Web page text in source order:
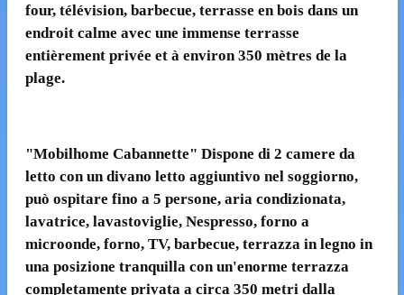
four, télévision, barbecue, terrasse en bois dans un
endroit calme avec une immense terrasse
entièrement privée et à environ 350 mètres de la
plage.
"Mobilhome Cabannette" Dispone di 2 camere da
letto con un divano letto aggiuntivo nel soggiorno,
può ospitare fino a 5 persone, aria condizionata,
lavatrice, lavastoviglie, Nespresso, forno a
microonde, forno, TV, barbecue, terrazza in legno in
una posizione tranquilla con un'enorme terrazza
completamente privata a circa 350 metri dalla